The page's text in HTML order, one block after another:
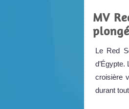
MV
Le Red
croisière
durant